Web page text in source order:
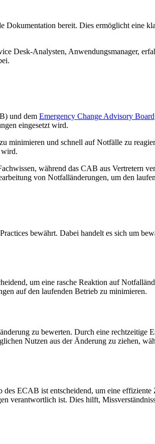
bereit. Dies ermöglicht eine
Desk-Analysten, Anwendungsmanager,
und dem Emergency Change Advisory Board
eingesetzt wird.
und schnell auf Notfälle zu
wird.
während das CAB aus Vertretern
von Notfalländerungen, um den
bewährt. Dabei handelt es sich um
um eine rasche Reaktion auf
auf den laufenden Betrieb zu minimieren.
zu bewerten. Durch eine rechtzeitige
Nutzen aus der Änderung zu ziehen,
ECAB ist entscheidend, um eine effiziente
ist. Dies hilft,